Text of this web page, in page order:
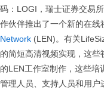
码：LOGI，瑞士证券交易
作伙伴推出了一个新的在线
Network (LEN)。有关
的简短高清视频实现，这
的LEN工作室制作，这些培
管理人员、支持人员和用户